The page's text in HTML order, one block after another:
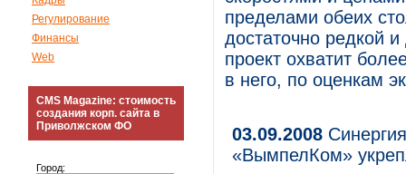
Регулирование
Финансы
Web
CMS Magazine: стоимость
создания корп. сайта в
Приволжском ФО
Город:
пределами обеих
достаточно редкой
проект охватит
в него, по оценкам
03.09.2008
«ВымпелКом»